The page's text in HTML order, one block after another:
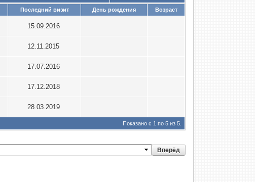
Последний визит День рождения Возраст
15.09.2016
12.11.2015
17.07.2016
17.12.2018
28.03.2019
Показано с 1 по 5 из 5.